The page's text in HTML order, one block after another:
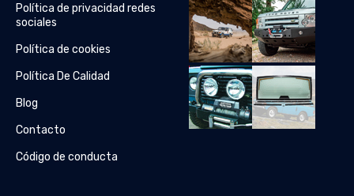
Política de privacidad redes
sociales
Política de cookies
Política De Calidad
Blog
Contacto
Código de conducta